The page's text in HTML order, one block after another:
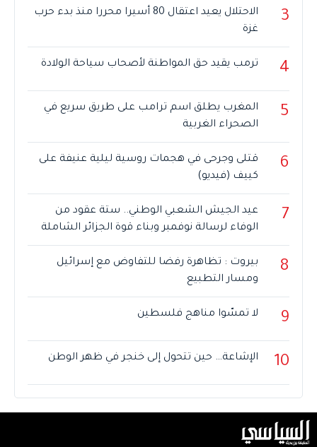
3
الاحتلال يعيد اعتقال 80 أسيرا محررا منذ بدء حرب
غزة
4 ترمب يقيد حق المواطنة لأصحاب سياحة الولادة
5
المغرب يطلق اسم ترامب على طريق سريع في
الصحراء الغربية
6
قتلى وجرحى في هجمات روسية ليلية عنيفة على
كييف (فيديو)
7
عيد الجيش الشعبي الوطني.. ستة عقود من
الوفاء لرسالة نوفمبر وبناء قوة الجزائر الشاملة
8
بيروت : تظاهرة رفضا للتفاوض مع إسرائيل
ومسار التطبيع
9 لا تمسّوا مناهج فلسطين
10 الإشاعة… حين تتحول إلى خنجر في ظهر الوطن